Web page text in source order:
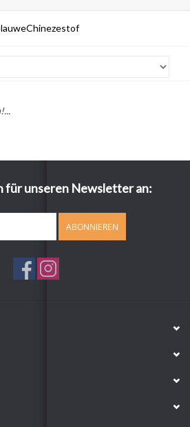
für unseren Newsletter an:
ABONNIEREN